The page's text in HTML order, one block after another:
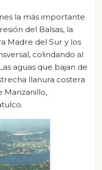
la más importante
del Balsas, la
Madre del Sur y los
colindando al
aguas que bajan de
llanura costera
Manzanillo,